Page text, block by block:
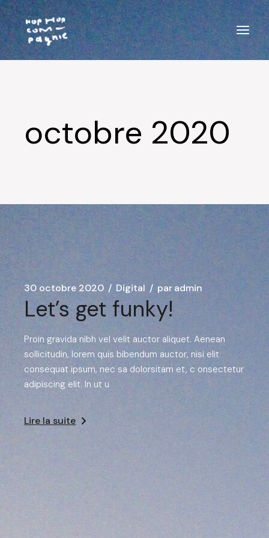
Aller
au
contenu
octobre 2020
30 octobre 2020 Digital paradmin
Let’s get funky!
Proin gravida nibh vel velit auctor aliquet. Aenean
sollicitudin, lorem quis bibendum auctor, nisi elit
consequat ipsum, nec sa dolorsitam et, c onsectetur
adipiscing elit. In ut u
Lire la suite